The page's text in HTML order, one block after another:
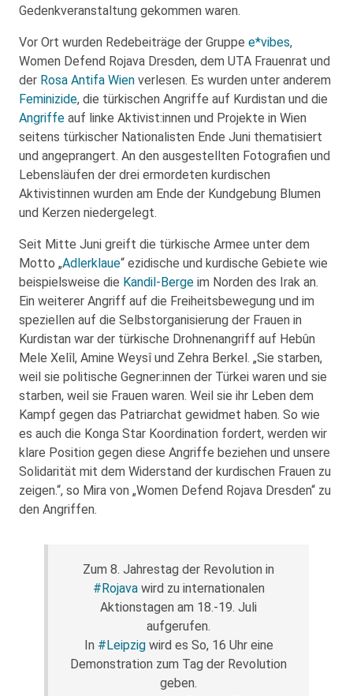
Gedenkveranstaltung gekommen waren.
Vor Ort wurden Redebeiträge der Gruppe e*vibes,
Women Defend Rojava Dresden, dem UTA Frauenrat und
der Rosa Antifa Wien verlesen. Es wurden unter anderem
Feminizide, die türkischen Angriffe auf Kurdistan und die
Angriffe auf linke Aktivist:innen und Projekte in Wien
seitens türkischer Nationalisten Ende Juni thematisiert
und angeprangert. An den ausgestellten Fotografien und
Lebensläufen der drei ermordeten kurdischen
Aktivistinnen wurden am Ende der Kundgebung Blumen
und Kerzen niedergelegt.
Seit Mitte Juni greift die türkische Armee unter dem
Motto „Adlerklaue“ ezidische und kurdische Gebiete wie
beispielsweise die Kandil-Berge im Norden des Irak an.
Ein weiterer Angriff auf die Freiheitsbewegung und im
speziellen auf die Selbstorganisierung der Frauen in
Kurdistan war der türkische Drohnenangriff auf Hebûn
Mele Xelîl, Amine Weysî und Zehra Berkel. „Sie starben,
weil sie politische Gegner:innen der Türkei waren und sie
starben, weil sie Frauen waren. Weil sie ihr Leben dem
Kampf gegen das Patriarchat gewidmet haben. So wie
es auch die Konga Star Koordination fordert, werden wir
klare Position gegen diese Angriffe beziehen und unsere
Solidarität mit dem Widerstand der kurdischen Frauen zu
zeigen.“, so Mira von „Women Defend Rojava Dresden“ zu
den Angriffen.
Zum 8. Jahrestag der Revolution in
#Rojavawird zu internationalen
Aktionstagen am 18.-19. Juli
aufgerufen.
In #Leipzigwird es So, 16 Uhr eine
Demonstration zum Tag der Revolution
geben.